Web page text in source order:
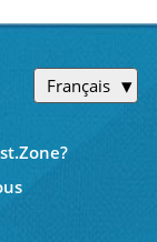
Français